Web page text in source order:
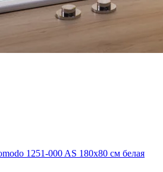
1251-000 AS 180х80 см белая